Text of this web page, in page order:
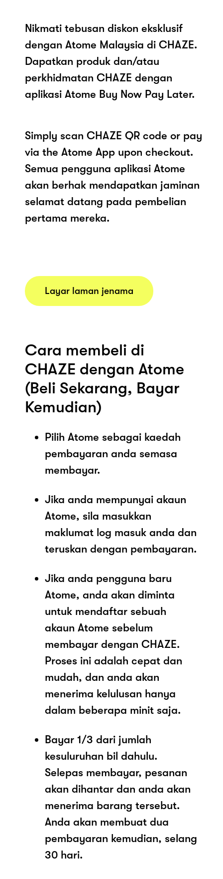
Nikmati tebusan diskon eksklusif
dengan Atome Malaysia di CHAZE.
Dapatkan produk dan/atau
perkhidmatan CHAZE dengan
aplikasi Atome Buy Now Pay Later.
Simply scan CHAZE QR code or pay
via the Atome App upon checkout.
Semua pengguna aplikasi Atome
akan berhak mendapatkan jaminan
selamat datang pada pembelian
pertama mereka.
Layar laman jenama
Cara membeli di
CHAZE dengan Atome
(Beli Sekarang, Bayar
Kemudian)
Pilih Atome sebagai kaedah
pembayaran anda semasa
membayar.
Jika anda mempunyai akaun
Atome, sila masukkan
maklumat log masuk anda dan
teruskan dengan pembayaran.
Jika anda pengguna baru
Atome, anda akan diminta
untuk mendaftar sebuah
akaun Atome sebelum
membayar dengan CHAZE.
Proses ini adalah cepat dan
mudah, dan anda akan
menerima kelulusan hanya
dalam beberapa minit saja.
Bayar 1/3 dari jumlah
kesuluruhan bil dahulu.
Selepas membayar, pesanan
akan dihantar dan anda akan
menerima barang tersebut.
Anda akan membuat dua
pembayaran kemudian, selang
30 hari.